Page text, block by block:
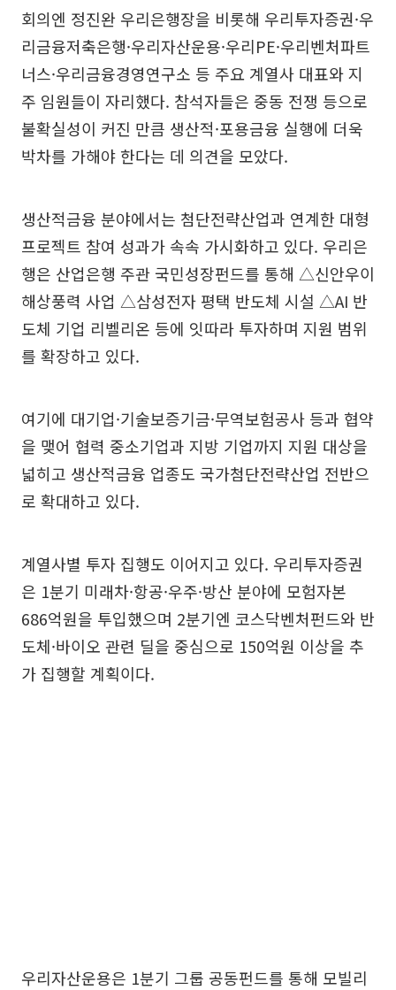
회의엔 정진완 우리은행장을 비롯해 우리투자증권·우
리금융저축은행·우리자산운용·우리PE·우리벤처파트
너스·우리금융경영연구소 등 주요 계열사 대표와 지
주 임원들이 자리했다. 참석자들은 중동 전쟁 등으로
불확실성이 커진 만큼 생산적·포용금융 실행에 더욱
박차를 가해야 한다는 데 의견을 모았다.
생산적금융 분야에서는 첨단전략산업과 연계한 대형
프로젝트 참여 성과가 속속 가시화하고 있다. 우리은
행은 산업은행 주관 국민성장펀드를 통해 △신안우이
해상풍력 사업 △삼성전자 평택 반도체 시설 △AI 반
도체 기업 리벨리온 등에 잇따라 투자하며 지원 범위
를 확장하고 있다.
여기에 대기업·기술보증기금·무역보험공사 등과 협약
을 맺어 협력 중소기업과 지방 기업까지 지원 대상을
넓히고 생산적금융 업종도 국가첨단전략산업 전반으
로 확대하고 있다.
계열사별 투자 집행도 이어지고 있다. 우리투자증권
은 1분기 미래차·항공·우주·방산 분야에 모험자본
686억원을 투입했으며 2분기엔 코스닥벤처펀드와 반
도체·바이오 관련 딜을 중심으로 150억원 이상을 추
가 집행할 계획이다.
우리자산운용은 1분기 그룹 공동펀드를 통해 모빌리